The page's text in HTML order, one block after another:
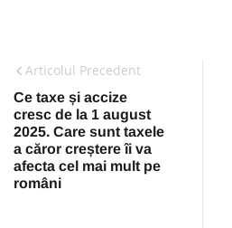
Articolul Precedent
Ce taxe și accize
cresc de la 1 august
2025. Care sunt taxele
a căror creștere îi va
afecta cel mai mult pe
români